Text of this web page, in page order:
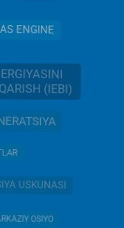
ENGINE
(IEBI)
USKUNASI
OSIYO